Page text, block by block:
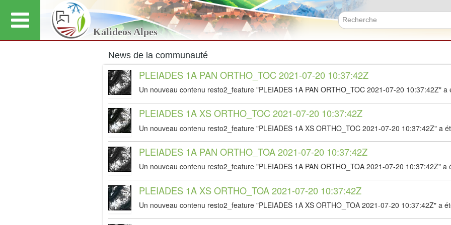
Aller
au
Kalideos Alpes
News de la communauté
PLEIADES 1A PAN ORTHO_TOC 2021-07-20 10:37:42Z
r
s
t
o
2
_
f
e
a
r
e
Un nouveau contenu resto2_feature "PLEIADES 1A PAN ORTHO_TOC 2021-07-20 10:37:42Z" a
PLEIADES 1A XS ORTHO_TOC 2021-07-20 10:37:42Z
r
s
t
o
2
f
e
a
Un nouveau contenu resto2_feature "PLEIADES 1A XS ORTHO_TOC 2021-07-20 10:37:42Z" a
PLEIADES 1A PAN ORTHO_TOA 2021-07-20 10:37:42Z
r
e
s
t
o
2
f
Un nouveau contenu resto2_feature "PLEIADES 1A PAN ORTHO_TOA 2021-07-20 10:37:42Z" a
PLEIADES 1A XS ORTHO_TOA 2021-07-20 10:37:42Z
r
s
t
Un nouveau contenu resto2_feature "PLEIADES 1A XS ORTHO_TOA 2021-07-20 10:37:42Z" a